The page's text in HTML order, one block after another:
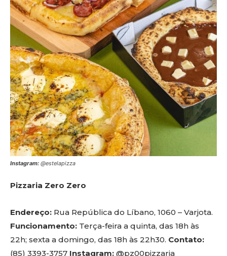
Instagram: @estelapizza
Pizzaria Zero Zero
Endereço: Rua República do Líbano, 1060 – Varjota.
Funcionamento: Terça-feira a quinta, das 18h às
22h; sexta a domingo, das 18h às 22h30. Contato:
(85) 3393-3757 Instagram: @pz00pizzaria